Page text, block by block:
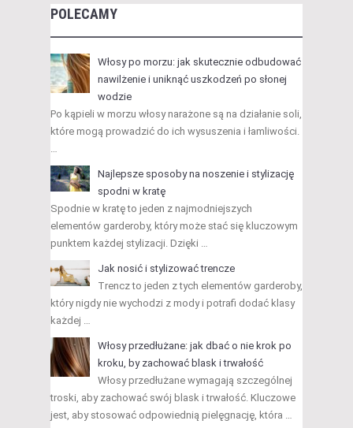
POLECAMY
Włosy po morzu: jak skutecznie odbudować
nawilżenie i uniknąć uszkodzeń po słonej
wodzie
Po kąpieli w morzu włosy narażone są na działanie soli,
które mogą prowadzić do ich wysuszenia i łamliwości.
…
Najlepsze sposoby na noszenie i stylizację
spodni w kratę
Spodnie w kratę to jeden z najmodniejszych
elementów garderoby, który może stać się kluczowym
punktem każdej stylizacji. Dzięki …
Jak nosić i stylizować trencze
Trencz to jeden z tych elementów garderoby,
który nigdy nie wychodzi z mody i potrafi dodać klasy
każdej …
Włosy przedłużane: jak dbać o nie krok po
kroku, by zachować blask i trwałość
Włosy przedłużane wymagają szczególnej
troski, aby zachować swój blask i trwałość. Kluczowe
jest, aby stosować odpowiednią pielęgnację, która …